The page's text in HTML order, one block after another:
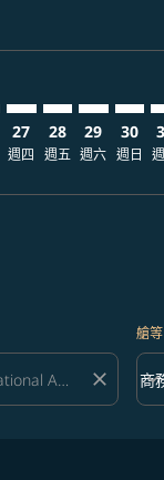
27
週四
28
週五
29
週六
30
週日
close
艙等
艙
商
keyboard_arrow_down